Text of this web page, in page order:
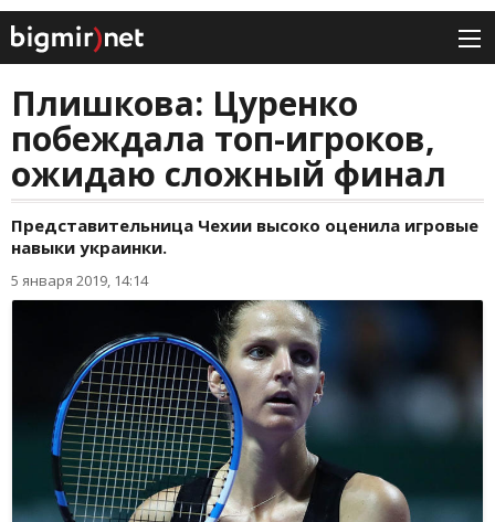
Плишкова: Цуренко
побеждала топ-игроков,
ожидаю сложный финал
Представительница Чехии высоко оценила игровые
навыки украинки.
5 января 2019, 14:14